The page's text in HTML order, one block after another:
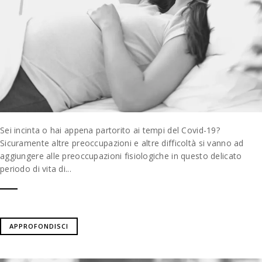
Sei incinta o hai appena partorito ai tempi del Covid-19?
Sicuramente altre preoccupazioni e altre difficoltà si vanno ad
aggiungere alle preoccupazioni fisiologiche in questo delicato
periodo di vita di...
APPROFONDISCI